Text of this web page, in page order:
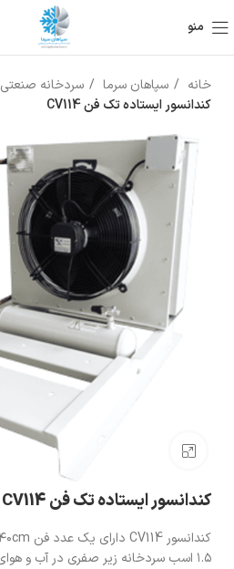
منو
خانه سپاهان سرما سردخانه صنعتی
کندانسور ایستاده تک فن CV114
کندانسور ایستاده تک فن CV114
۱.۵ اسب سردخانه زیر صفری در آب و هوای معتدل است.